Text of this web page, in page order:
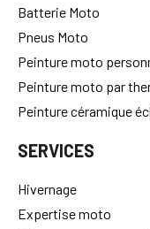
Batterie Moto
Pneus Moto
Peinture moto
Peinture moto par
Peinture céramique
SERVICES
Hivernage
Expertise moto